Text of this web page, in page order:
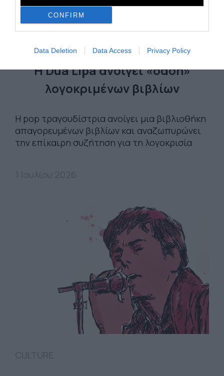
CONFIRM
Data Deletion Data Access Privacy Policy
Η Dua Lipa ανοίγει «όαση»
λογοκριμένων βιβλίων
Η pop τραγουδίστρια ανοίγει μια βιβλιοθήκη
απαγορευμένων βιβλίων και αναζωπυρώνει
την επίκαιρη συζήτηση για τη λογοκρισία